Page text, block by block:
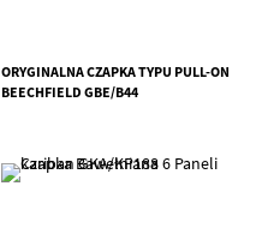
ORYGINALNA CZAPKA TYPU PULL-ON
BEECHFIELD GBE/B44